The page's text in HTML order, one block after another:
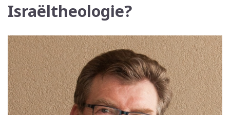
Israëltheologie?